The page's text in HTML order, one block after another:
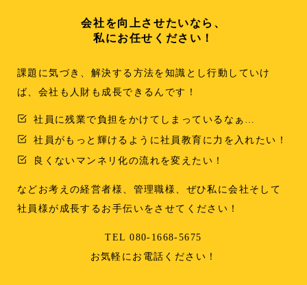
会社を向上させたいなら、
私にお任せください！
課題に気づき、解決する方法を知識とし行動していけ
ば、会社も人財も成長できるんです！
社員に残業で負担をかけてしまっているなぁ…
社員がもっと輝けるように社員教育に力を入れたい！
良くないマンネリ化の流れを変えたい！
などお考えの経営者様、管理職様、ぜひ私に会社そして
社員様が成長するお手伝いをさせてください！
TEL 080-1668-5675
お気軽にお電話ください！